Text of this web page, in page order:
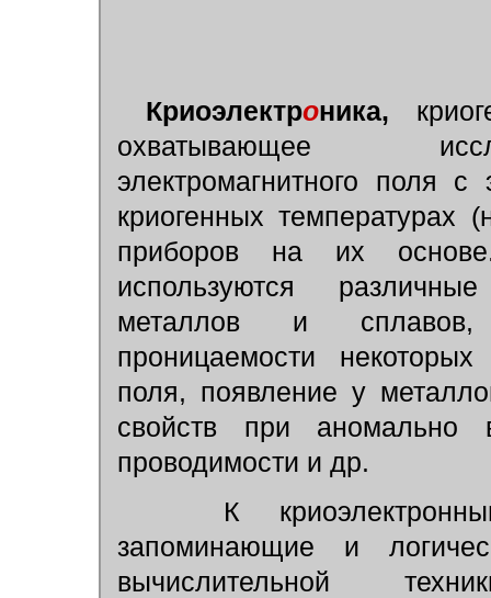
Криоэлектроника,
охватывающее
электромагнитного поля
криогенных температурах
приборов на их
используются
металлов и сплавов,
проницаемости
поля, появление у
свойств при аномально
проводимости и др.
К
запоминающие и
вычислительной